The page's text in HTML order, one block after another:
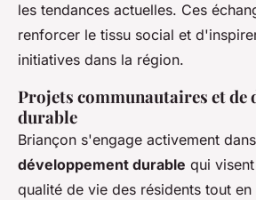
les tendances actuelles. Ces
renforcer le tissu social et
initiatives dans la région.
Projets communautaires et de
durable
Briançon s'engage activement
développement durable qui
qualité de vie des résidents tout